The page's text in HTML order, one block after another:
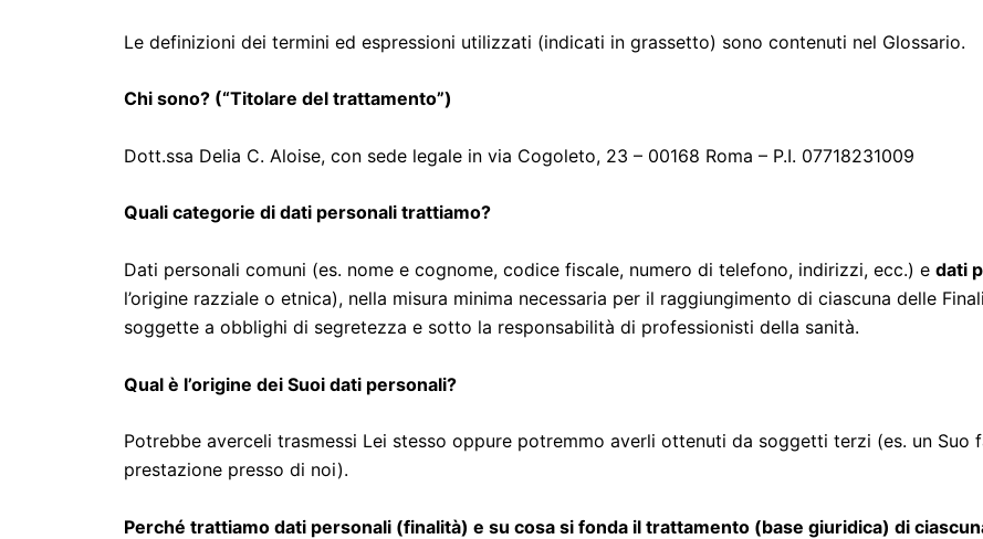
Le definizioni dei termini ed espressioni utilizzati (indicati in grassetto) sono contenuti nel Glossario.
Chi sono? (“Titolare del trattamento”)
Dott.ssa Delia C. Aloise, con sede legale in via Cogoleto, 23 – 00168 Roma – P.I. 07718231009
Quali categorie di dati personali trattiamo?
Dati personali comuni (es. nome e cognome, codice fiscale, numero di telefono, indirizzi, ecc.) e dati
l’origine razziale o etnica), nella misura minima necessaria per il raggiungimento di ciascuna delle
soggette a obblighi di segretezza e sotto la responsabilità di professionisti della sanità.
Qual è l’origine dei Suoi dati personali?
Potrebbe averceli trasmessi Lei stesso oppure potremmo averli ottenuti da soggetti terzi (es. un Suo
prestazione presso di noi).
Perché trattiamo dati personali (finalità) e su cosa si fonda il trattamento (base giuridica) di